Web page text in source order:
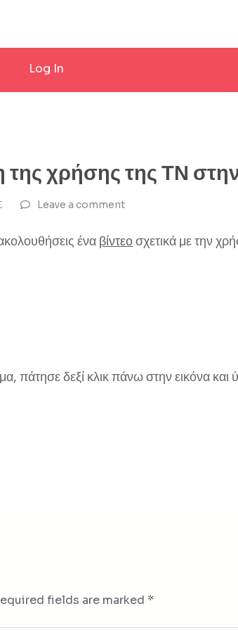
Log In
της χρήσης της ΤΝ
Leave a comment
ένα βίντεοσχετικά με την
πάτησε δεξί κλικ πάνω στην εικόνα και
fields are marked *